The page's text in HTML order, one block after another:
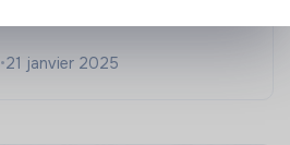
•21 janvier 2025